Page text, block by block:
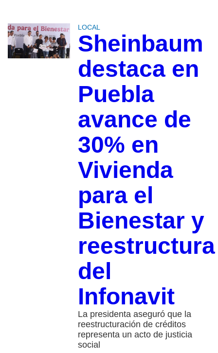
LOCAL
Sheinbaum
destaca en
Puebla
avance de
30% en
Vivienda
para el
Bienestar y
reestructura
del
Infonavit
La presidenta aseguró que la
reestructuración de créditos
representa un acto de justicia
social